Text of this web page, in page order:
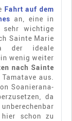
Fahrt auf dem
an, eine in
sehr wichtige
Sainte Marie
der ideale
wenig weiter
nach Sainte
aus.
Soanierana-
da
schon zu